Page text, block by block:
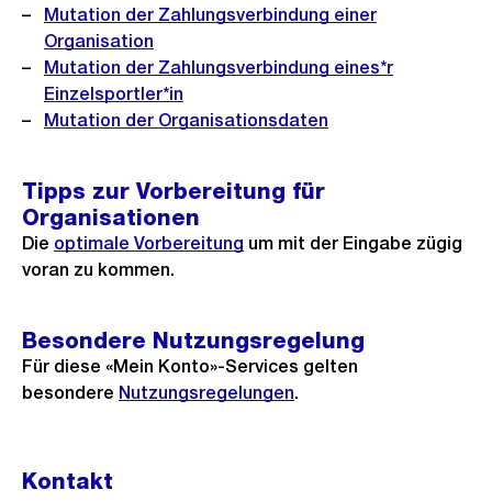
Mutation der Zahlungsverbindung einer
Organisation
Mutation der Zahlungsverbindung eines*r
Einzelsportler*in
Mutation der Organisationsdaten
Tipps zur Vorbereitung für
Organisationen
Die optimale Vorbereitung um mit der Eingabe zügig
voran zu kommen.
Besondere Nutzungsregelung
Für diese «Mein Konto»-Services gelten
besondere Nutzungsregelungen.
Kontakt